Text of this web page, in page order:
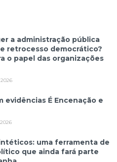
a administração pública
retrocesso democrático?
o papel das organizações
evidências É Encenação e
uma ferramenta de
que ainda fará parte